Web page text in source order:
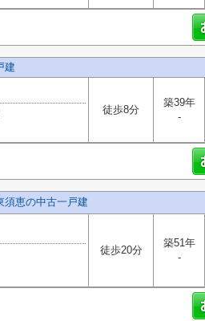
建
徒歩8分
築39年
-
須恵の中古一戸建
徒歩20分
築51年
-